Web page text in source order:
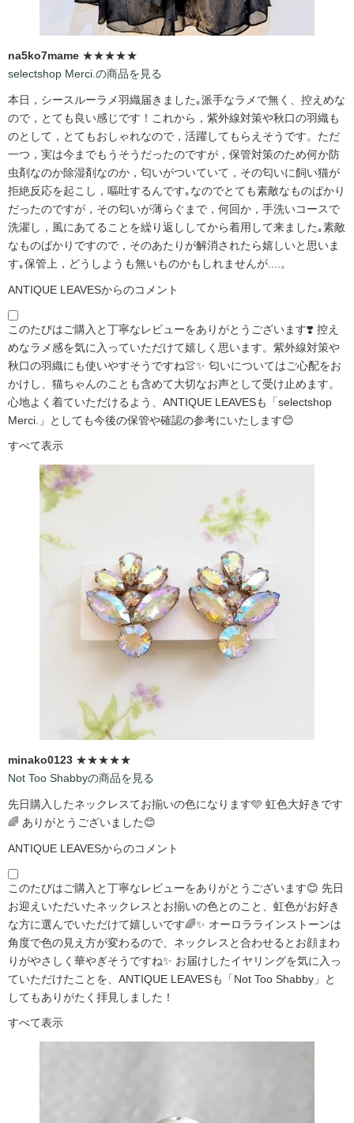
na5ko7mame ★★★★★
selectshop Merci.の商品を見る
本日，シースルーラメ羽織届きました｡派手なラメで無く、控えめな
ので，とても良い感じです！これから，紫外線対策や秋口の羽織も
のとして，とてもおしゃれなので，活躍してもらえそうです。ただ
一つ，実は今までもうそうだったのですが，保管対策のため何か防
虫剤なのか除湿剤なのか，匂いがついていて，その匂いに飼い猫が
拒絶反応を起こし，嘔吐するんです｡なのでとても素敵なものばかり
だったのですが，その匂いが薄らぐまで，何回か，手洗いコースで
洗濯し，風にあてることを繰り返ししてから着用して来ました｡素敵
なものばかりですので，そのあたりが解消されたら嬉しいと思いま
す｡保管上，どうしようも無いものかもしれませんが....。
ANTIQUE LEAVESからのコメント
このたびはご購入と丁寧なレビューをありがとうございます❣️ 控え
めなラメ感を気に入っていただけて嬉しく思います。紫外線対策や
秋口の羽織にも使いやすそうですね👚✨ 匂いについてはご心配をお
かけし、猫ちゃんのことも含めて大切なお声として受け止めます。
心地よく着ていただけるよう、ANTIQUE LEAVESも「selectshop
Merci.」としても今後の保管や確認の参考にいたします😊
すべて表示
minako0123 ★★★★★
Not Too Shabbyの商品を見る
先日購入したネックレスてお揃いの色になります🩵 虹色大好きです
🌈 ありがとうございました😊
ANTIQUE LEAVESからのコメント
このたびはご購入と丁寧なレビューをありがとうございます😊 先日
お迎えいただいたネックレスとお揃いの色とのこと、虹色がお好き
な方に選んでいただけて嬉しいです🌈✨ オーロララインストーンは
角度で色の見え方が変わるので、ネックレスと合わせるとお顔まわ
りがやさしく華やぎそうですね✨ お届けしたイヤリングを気に入っ
ていただけたことを、ANTIQUE LEAVESも「Not Too Shabby」と
してもありがたく拝見しました！
すべて表示